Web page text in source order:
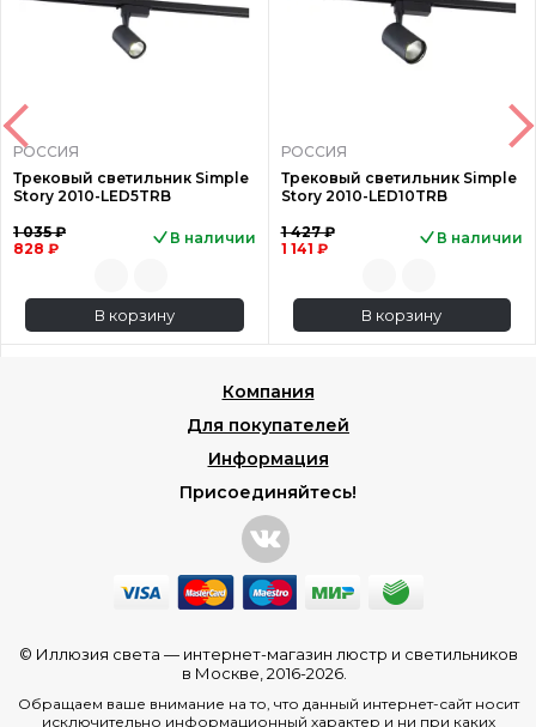
РОССИЯ
Трековый светильник Simple
Story 2010-LED5TRB
1 035 ₽
828 ₽
В наличии
В корзину
РОССИЯ
Трековый светильник Simple
Story 2010-LED10TRB
1 427 ₽
1 141 ₽
В наличии
В корзину
Компания
Для покупателей
Информация
Присоединяйтесь!
© Иллюзия света — интернет-магазин люстр и светильников
в Москве , 2016-2026.
Обращаем ваше внимание на то, что данный интернет-сайт носит
исключительно информационный характер и ни при каких